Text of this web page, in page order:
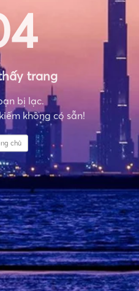
trang
bị lạc.
không có sẵn!
chủ